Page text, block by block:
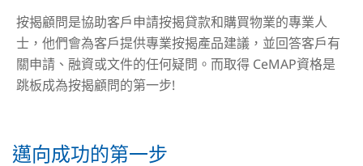
按揭顧問是協助客戶申請按揭貸款和購買物業的專業人
士，他們會為客戶提供專業按揭產品建議，並回答客戶有
關申請、融資或文件的任何疑問。而取得 CeMAP資格是
跳板成為按揭顧問的第一步!
邁向成功的第一步